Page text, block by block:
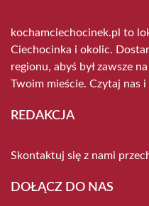
kochamciechocinek.pl to
Ciechocinka i okolic.
regionu, abyś był zawsze
Twoim mieście. Czytaj nas
REDAKCJA
Skontaktuj się z nami
DOŁĄCZ DO NAS